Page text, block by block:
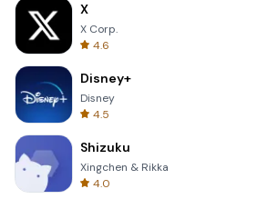
X
X Corp.
4.6
Disney+
Disney
4.5
Shizuku
Xingchen & Rikka
4.0